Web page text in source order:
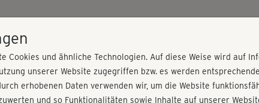
easy
Cookies und ähnliche Technologien. Auf diese Weise wird auf
unserer Website zugegriffen bzw. es werden
erhobenen Daten verwenden wir, um die Website
und so Funktionalitäten sowie Inhalte auf unserer